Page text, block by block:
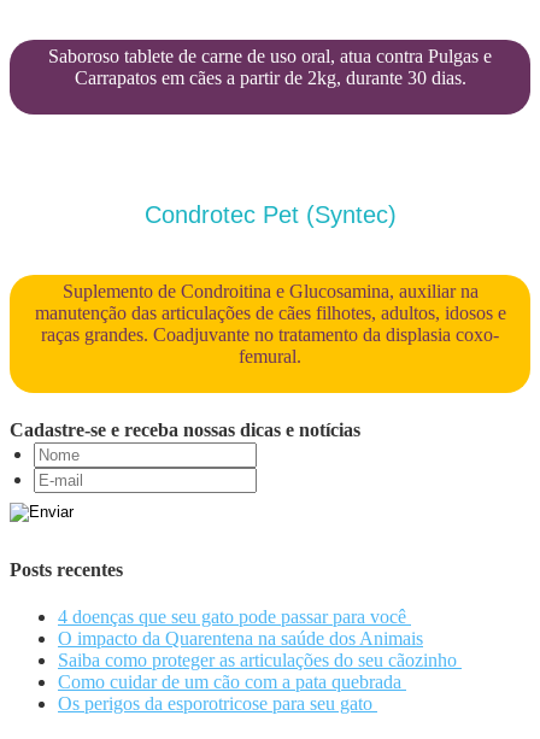
Saboroso tablete de carne de uso oral, atua contra Pulgas e
Carrapatos em cães a partir de 2kg, durante 30 dias.
Condrotec Pet (Syntec)
Suplemento de Condroitina e Glucosamina, auxiliar na
manutenção das articulações de cães filhotes, adultos, idosos e
raças grandes. Coadjuvante no tratamento da displasia coxo-
femural.
Cadastre-se e receba nossas dicas e notícias
Posts recentes
4 doenças que seu gato pode passar para você
O impacto da Quarentena na saúde dos Animais
Saiba como proteger as articulações do seu cãozinho
Como cuidar de um cão com a pata quebrada
Os perigos da esporotricose para seu gato